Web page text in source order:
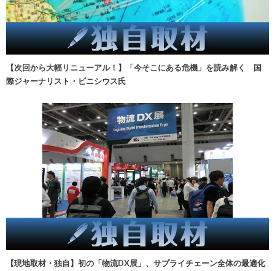
【次回から大幅リニューアル！】「今そこにある危機」を読み解く 国
際ジャーナリスト・ビニシウス氏
【現地取材・独自】初の「物流DX展」、サプライチェーン全体の最適化